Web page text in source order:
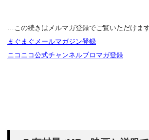
…この続きはメルマガ登録でご覧いただけます
まぐまぐメールマガジン登録
ニコニコ公式チャンネルブロマガ登録